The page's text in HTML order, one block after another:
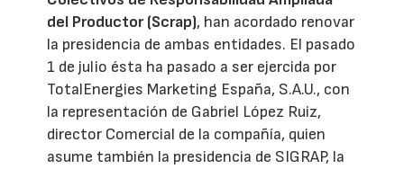
del Productor (Scrap), han acordado renovar
la presidencia de ambas entidades. El pasado
1 de julio ésta ha pasado a ser ejercida por
TotalEnergies Marketing España, S.A.U., con
la representación de Gabriel López Ruiz,
director Comercial de la compañía, quien
asume también la presidencia de SIGRAP, la